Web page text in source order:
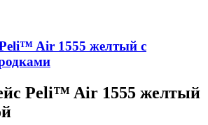
Air 1555 желтый с
Peli™ Air 1555 желтый